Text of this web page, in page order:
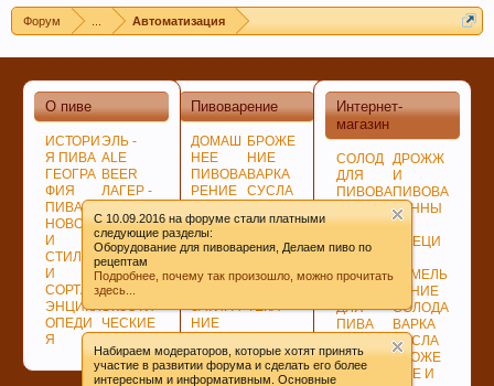
преждевременное старение человека и
способствует развитию онкозаболеваний. Пиво
же наоборот защищает ДНК.
Пиво может оказать положительное действие
при сердечно-сосудистых заболеваниях и
служить средством их профилактики
C 10.09.2016 на форуме стали платными
следующие разделы:
Оборудование для пивоварения, Делаем пиво по
рецептам
Подробнее, почему так произошло, можно прочитать
здесь...
Набираем модераторов, которые хотят принять
участие в развитии форума и сделать его более
интересным и информативным. Основные
Форум Автоматизация
Интернет-
магазин
СОЛОД
ДЛЯ
ПИВОВА
НЕСОЛ
ОЖЕНО
СЫРЬЁ
ДЛЯ
ПИВА
ВАРКИ
ХМЕЛЯ
ДРОЖЖ
И
ПИВОВА
РЕННЫ
Е
СПЕЦИ
ИЗМЕЛЬ
ЧЕНИЕ
СОЛОДА
ВАРКА
СУСЛА
БРОЖЕ
НИЕ И
О пиве
ИСТОРИ
Я ПИВА
ГЕОГРА
ФИЯ
ПИВА
НОВОСТ
И
СТИЛИ
И
СОРТА
ЭНЦИКЛ
ОПЕДИ
Я
ЭЛЬ -
ALE
BEER
ЛАГЕР -
ПО
ЦВЕТУ
ГИБРИД
НЫЕ
СОРТА
ЭКЗОТИ
ЧЕСКИЕ
Пивоварение
ДОМАШ
НЕЕ
ПИВОВА
РЕНИЕ
ОВКА,
ПРОГРА
СОВЕТ
ЗАТИРА
НИЕ
БРОЖЕ
НИЕ
ВАРКА
СУСЛА
LAGER
СОЗРЕВ
АНИЕ
ПИВА
ТЕКА